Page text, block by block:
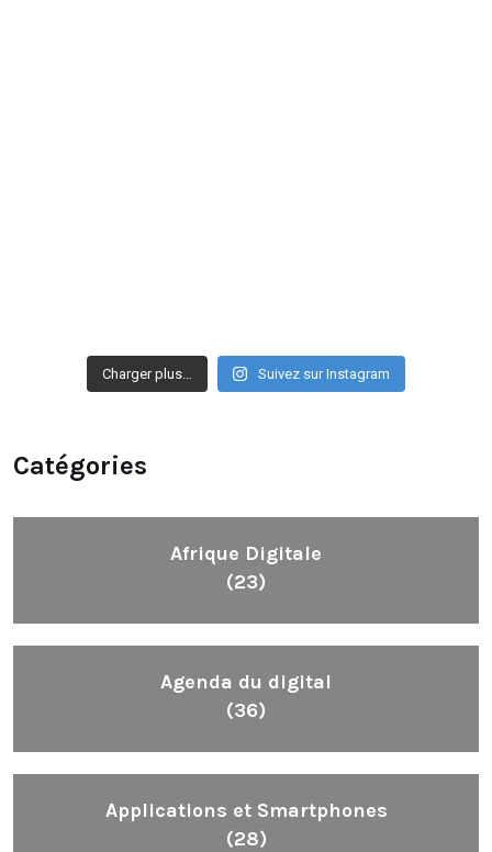
Charger plus… Suivez sur Instagram
Catégories
Afrique Digitale
(23)
Agenda du digital
(36)
Applications et Smartphones
(28)